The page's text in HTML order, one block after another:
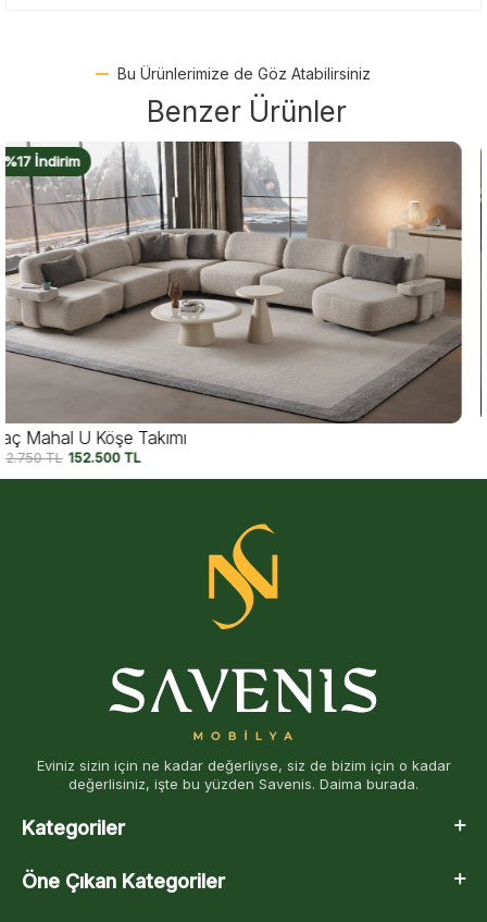
Bu Ürünlerimize de Göz Atabilirsiniz
Benzer Ürünler
%16 İndirim
Orion U Köşe Takımı
129.950TL 109.500TL
Eviniz sizin için ne kadar değerliyse, siz de bizim için o kadar
değerlisiniz, işte bu yüzden Savenis. Daima burada.
Kategoriler
Öne Çıkan Kategoriler